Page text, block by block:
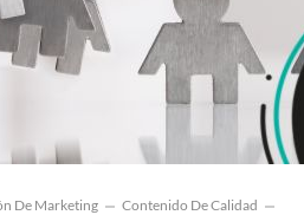
De Marketing
Contenido De Calidad